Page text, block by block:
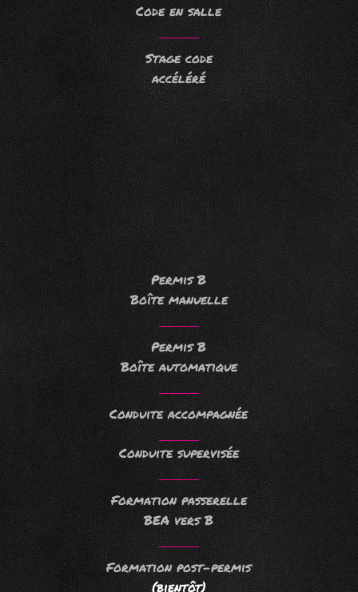
Code en salle
Stage code
accéléré
Permis B
Boîte manuelle
Permis B
Boîte automatique
Conduite accompagnée
Conduite supervisée
Formation passerelle
BEA vers B
Formation post-permis
(bientôt)